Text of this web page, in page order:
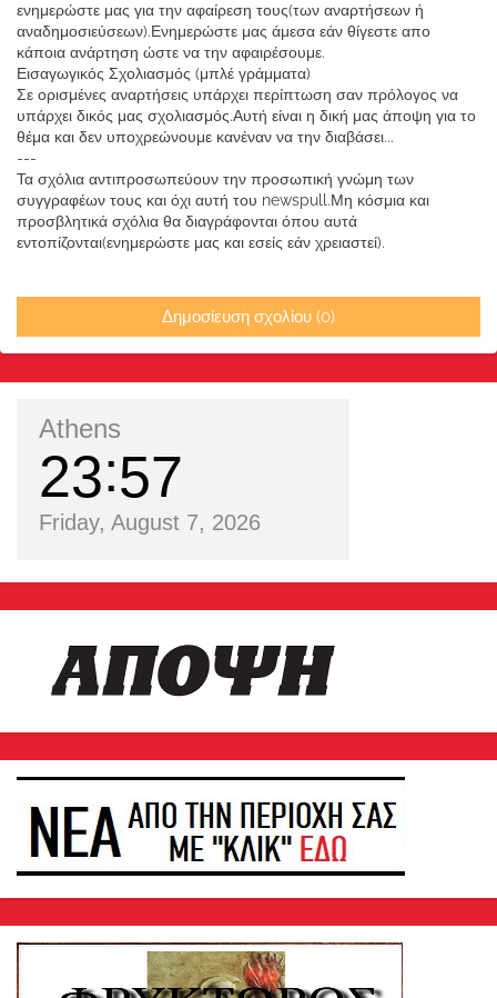
ενημερώστε μας για την αφαίρεση τους(των αναρτήσεων ή
αναδημοσιεύσεων).Ενημερώστε μας άμεσα εάν θίγεστε απο
κάποια ανάρτηση ώστε να την αφαιρέσουμε.
Εισαγωγικός Σχολιασμός (μπλέ γράμματα)
Σε ορισμένες αναρτήσεις υπάρχει περίπτωση σαν πρόλογος να
υπάρχει δικός μας σχολιασμός.Αυτή είναι η δική μας άποψη για το
θέμα και δεν υποχρεώνουμε κανέναν να την διαβάσει...
---
Τα σχόλια αντιπροσωπεύουν την προσωπική γνώμη των
συγγραφέων τους και όχι αυτή του newspull.Μη κόσμια και
προσβλητικά σχόλια θα διαγράφονται όπου αυτά
εντοπίζονται(ενημερώστε μας και εσείς εάν χρειαστεί).
Δημοσίευση σχολίου (0)
Athens
23 57
Friday, August 7, 2026